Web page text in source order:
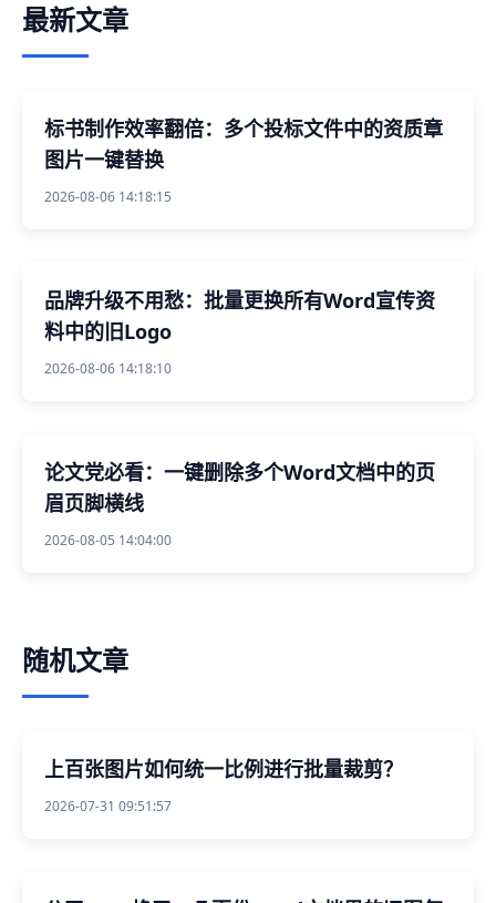
最新文章
标书制作效率翻倍：多个投标文件中的资质章
图片一键替换
2026-08-06 14:18:15
品牌升级不用愁：批量更换所有Word宣传资
料中的旧Logo
2026-08-06 14:18:10
论文党必看：一键删除多个Word文档中的页
眉页脚横线
2026-08-05 14:04:00
随机文章
上百张图片如何统一比例进行批量裁剪？
2026-07-31 09:51:57